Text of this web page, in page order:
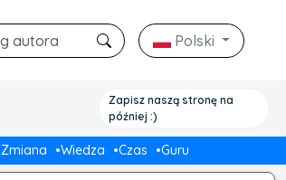
Polski
Zapisz naszą stronę na
później :)
Zmiana Wiedza Czas Guru